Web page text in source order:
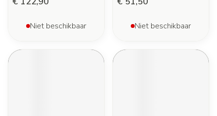
Niet beschikbaar Niet beschikbaar